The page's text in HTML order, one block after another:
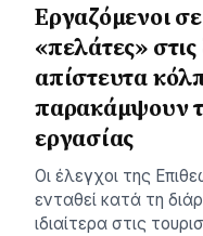
Εργαζόμενοι
«πελάτες»
απίστευτα
παρακάμψουν
εργασίας
Οι έλεγχοι της
ενταθεί κατά τη
ιδιαίτερα στις